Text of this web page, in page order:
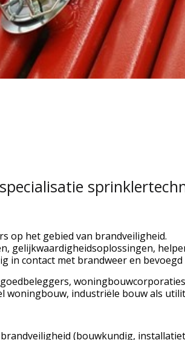
op het gebied van brandveiligheid.
gelijkwaardigheidsoplossingen,
in contact met brandweer en bevoegd
woningbouw, industriële bouw als
(bouwkundig,